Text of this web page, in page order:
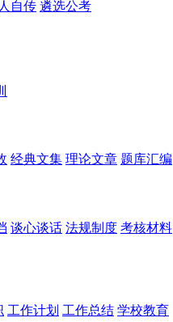
自传 遴选公考
经典文集 理论文章 题库汇编
谈心谈话 法规制度 考核材料
工作计划 工作总结 学校教育